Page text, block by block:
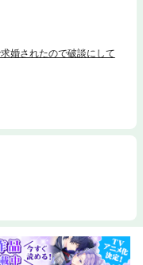
に迫られて――？
婚されたので破談にして